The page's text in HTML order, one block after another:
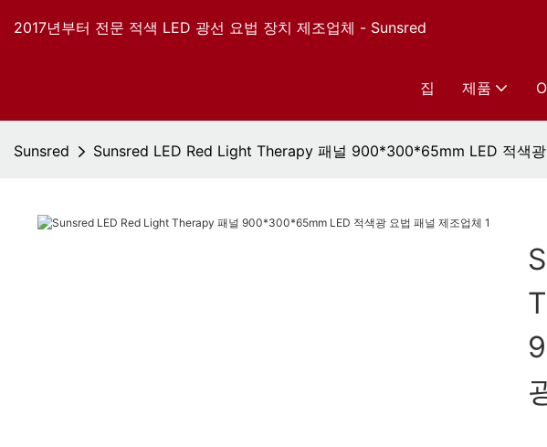
2017년부터 전문 적색 LED 광선 요법 장치 제조업체 - Sunsred
집 제품
Sunsred Sunsred LED Red Light Therapy 패널 900*300*65mm LED 적색광